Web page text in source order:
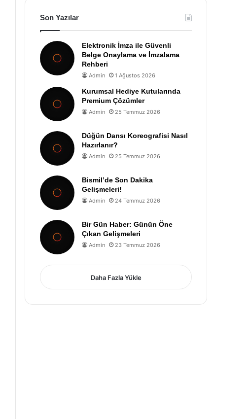
Son Yazılar
Elektronik İmza ile Güvenli
Belge Onaylama ve İmzalama
Rehberi
Admin 1 Ağustos 2026
Kurumsal Hediye Kutularında
Premium Çözümler
Admin 25 Temmuz 2026
Düğün Dansı Koreografisi Nasıl
Hazırlanır?
Admin 25 Temmuz 2026
Bismil’de Son Dakika
Gelişmeleri!
Admin 24 Temmuz 2026
Bir Gün Haber: Günün Öne
Çıkan Gelişmeleri
Admin 23 Temmuz 2026
Daha Fazla Yükle